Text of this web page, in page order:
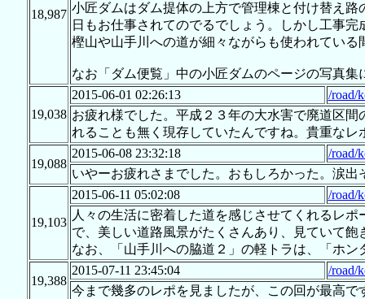
18,987 小匠ダムはダム提体の上方で管理棟と付け替え
日もお仕事されてのでるでしょう。しかし工事
樫山や山手川への道が細々ながらも使われてい
なお「ダム便覧」中の小匠ダムのページの写真
19,038
2015-06-01 02:26:13
/road/
お疲れ様でした。平成２３年の大水害で廃道区
れることも無く現存していたんですね。貴重なレ
19,088
2015-06-08 23:32:18
/road/
いやーお疲れさまでした。おもしろかった。涙出
19,103
2015-06-11 05:02:08
/road/
人々の生活に密着した道を感じさせてくれるレ
で、美しい道路風景がたくさんあり、見ていて飽
なお、「山手川への脇道２」の軽トラは、「ホン
19,388
2015-07-11 23:45:04
/road/
今まで幾多のレポを見ましたが、この回が最高で